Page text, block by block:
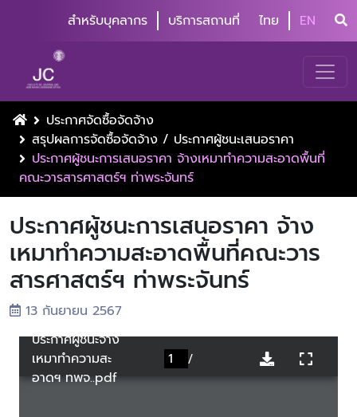
สำหรับบุคลากร บริการสถานที่ ไทย EN
ประกาศจัดซื้อจัดจ้าง
สรุปผลการจัดซื้อจัดจ้าง / ประกาศผู้ชนะเสนอราคา
ประกาศผู้ชนะการเสนอราคา จ้างเหมาทำความสะอาดพื้นที่
คณะวารสารศาสตร์ฯ ท่าพระจันทร์
ประกาศผู้ชนะการเสนอราคา จ้าง
เหมาทำความสะอาดพื้นที่คณะวาร
สารศาสตร์ฯ ท่าพระจันทร์
13 กันยายน 2567